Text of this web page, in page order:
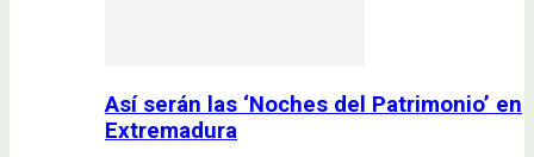
Así serán las ‘Noches del Patrimonio’ en
Extremadura